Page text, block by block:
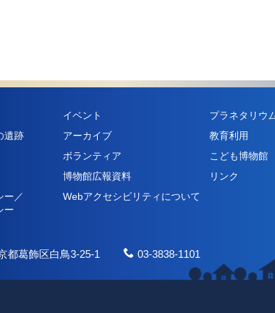
イベント
プラネタリウ
遺跡 アーカイブ
教育利用
ボランティア
こども博物館
博物館広報資料
リンク
ー／
ー
Webアクセシビリティについて
都葛飾区白鳥3-25-1 03-3838-1101